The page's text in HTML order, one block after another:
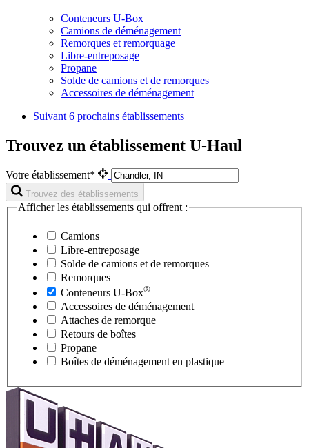
Conteneurs U-Box
Camions de déménagement
Remorques et remorquage
Libre-entreposage
Propane
Solde de camions et de remorques
Accessoires de déménagement
Suivant 6 prochains établissements
Trouvez un établissement U-Haul
Votre établissement*
Trouvez des établissements
Afficher les établissements qui offrent :
Camions
Libre-entreposage
Solde de camions et de remorques
Remorques
Conteneurs U-Box®
Accessoires de déménagement
Attaches de remorque
Retours de boîtes
Propane
Boîtes de déménagement en plastique